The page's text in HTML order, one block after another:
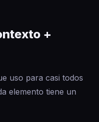
+
uso para casi todos
elemento tiene un